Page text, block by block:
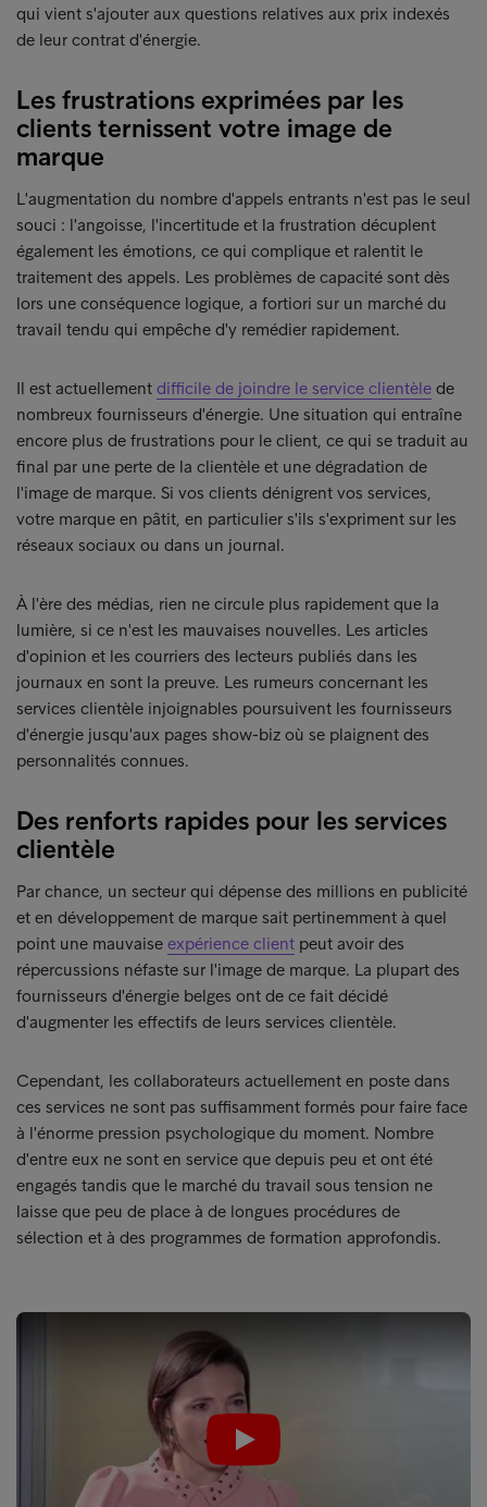
qui vient s'ajouter aux questions relatives aux prix indexés
de leur contrat d'énergie.
Les frustrations exprimées par les
clients ternissent votre image de
marque
L'augmentation du nombre d'appels entrants n'est pas le seul
souci : l'angoisse, l'incertitude et la frustration décuplent
également les émotions, ce qui complique et ralentit le
traitement des appels. Les problèmes de capacité sont dès
lors une conséquence logique, a fortiori sur un marché du
travail tendu qui empêche d'y remédier rapidement.
Il est actuellement difficile de joindre le service clientèle de
nombreux fournisseurs d'énergie. Une situation qui entraîne
encore plus de frustrations pour le client, ce qui se traduit au
final par une perte de la clientèle et une dégradation de
l'image de marque. Si vos clients dénigrent vos services,
votre marque en pâtit, en particulier s'ils s'expriment sur les
réseaux sociaux ou dans un journal.
À l'ère des médias, rien ne circule plus rapidement que la
lumière, si ce n'est les mauvaises nouvelles. Les articles
d'opinion et les courriers des lecteurs publiés dans les
journaux en sont la preuve. Les rumeurs concernant les
services clientèle injoignables poursuivent les fournisseurs
d'énergie jusqu'aux pages show-biz où se plaignent des
personnalités connues.
Des renforts rapides pour les services
clientèle
Par chance, un secteur qui dépense des millions en publicité
et en développement de marque sait pertinemment à quel
point une mauvaise expérience client peut avoir des
répercussions néfaste sur l'image de marque. La plupart des
fournisseurs d'énergie belges ont de ce fait décidé
d'augmenter les effectifs de leurs services clientèle.
Cependant, les collaborateurs actuellement en poste dans
ces services ne sont pas suffisamment formés pour faire face
à l'énorme pression psychologique du moment. Nombre
d'entre eux ne sont en service que depuis peu et ont été
engagés tandis que le marché du travail sous tension ne
laisse que peu de place à de longues procédures de
sélection et à des programmes de formation approfondis.